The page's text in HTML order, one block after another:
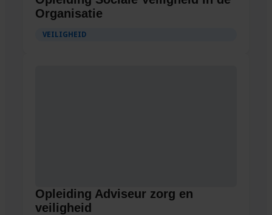
Organisatie
VEILIGHEID
Opleiding Adviseur zorg en
veiligheid